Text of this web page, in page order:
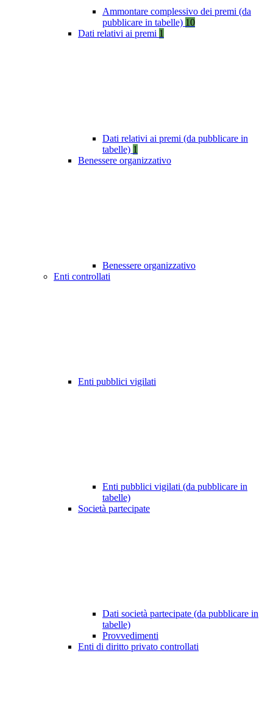
Ammontare complessivo dei premi (da
pubblicare in tabelle) 10
Dati relativi ai premi 1
Dati relativi ai premi (da pubblicare in
tabelle) 1
Benessere organizzativo
Benessere organizzativo
Enti controllati
Enti pubblici vigilati
Enti pubblici vigilati (da pubblicare in
tabelle)
Società partecipate
Dati società partecipate (da pubblicare in
tabelle)
Provvedimenti
Enti di diritto privato controllati